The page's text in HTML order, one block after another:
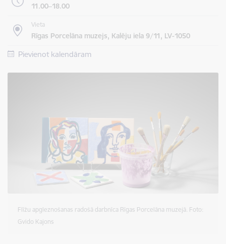
11.00–18.00
Vieta
Rīgas Porcelāna muzejs, Kalēju iela 9/11, LV-1050
Pievienot kalendāram
Flīžu apgleznošanas radošā darbnīca Rīgas Porcelāna muzejā. Foto:
Gvido Kajons